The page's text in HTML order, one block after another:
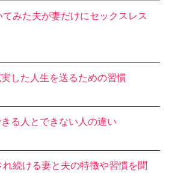
みた夫が妻だけにセックスレス
した人生を送るための習慣
る人とできない人の違い
続ける妻と夫の特徴や習慣を聞